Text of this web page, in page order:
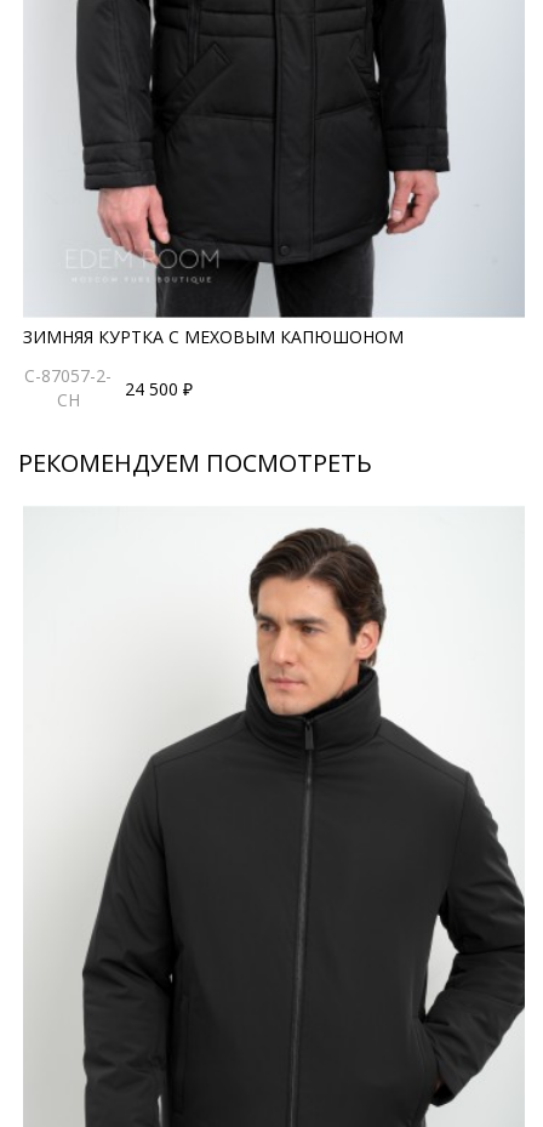
расположены внизу, а ещё два находятся выше и
застёгиваются на молнию, что позволяет безопасно
хранить мелкие вещи. Фурнитура выглядит аккуратно и
гармонично вписывается в общий стиль. Модель
рассчитана на размеры от 48 до 60 и отличается
универсальностью, подходя как для повседневной
носки, так и для более сдержанных, классических
образов. Производство фабричный Китай гарантирует
стабильное качество и аккуратный пошив.
*описание несет информационный характер, состав и
правила ухода могут быть изменены производителем
ЗИМНЯЯ КУРТКА С МЕХОВЫМ КАПЮШОНОМ
C-87057-2-
CH
24 500 ₽
РЕКОМЕНДУЕМ ПОСМОТРЕТЬ